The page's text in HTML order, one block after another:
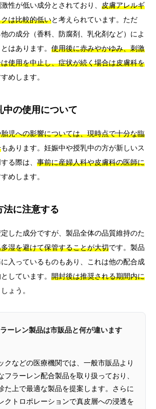
性が低い成分とされており、 皮膚アレルギ
は比較的低いと考えられています。ただ
の成分（香料、防腐剤、乳化剤など）によ
はあります。 使用後に赤みやかゆみ、刺激
使用を中止し、症状が続く場合は皮膚科を
めします。
中の使用について
児への影響については、現時点で十分な臨
もあります。妊娠中や授乳中の方が新しいス
る際は、 事前に産婦人科や皮膚科の医師に
めします。
法に注意する
した成分ですが、製品全体の品質維持のた
湿を避けて保管することが大切です。製品
入っているものもあり、これは他の配合成
しています。 開封後は推奨される期間内に
ょう。
ーレン製品は市販品と何が違います
クなどの医療機関では、一般市販品より
フラーレン配合製品を取り扱っており、
た上で最適な製品を提案します。さらに
クトロポレーションで真皮層への浸透を